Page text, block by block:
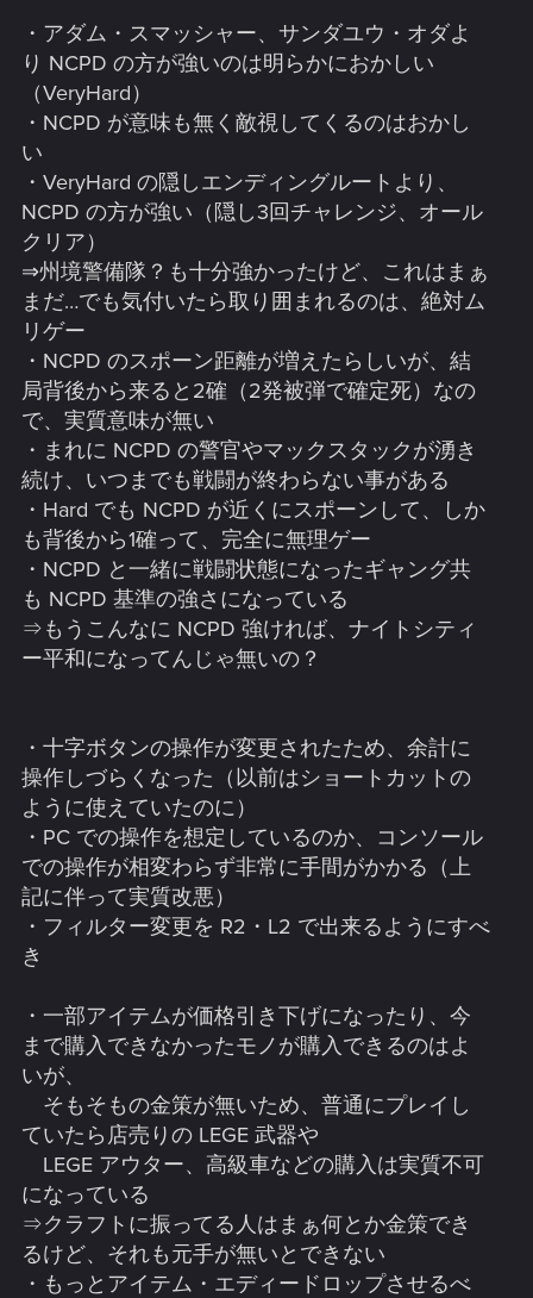
・アダム・スマッシャー、サンダユウ・オダよ
り NCPD の方が強いのは明らかにおかしい
（VeryHard）
・NCPD が意味も無く敵視してくるのはおかし
い
・VeryHard の隠しエンディングルートより、
NCPD の方が強い（隠し3回チャレンジ、オール
クリア）
⇒州境警備隊？も十分強かったけど、これはまぁ
まだ…でも気付いたら取り囲まれるのは、絶対ム
リゲー
・NCPD のスポーン距離が増えたらしいが、結
局背後から来ると2確（2発被弾で確定死）なの
で、実質意味が無い
・まれに NCPD の警官やマックスタックが湧き
続け、いつまでも戦闘が終わらない事がある
・Hard でも NCPD が近くにスポーンして、しか
も背後から1確って、完全に無理ゲー
・NCPD と一緒に戦闘状態になったギャング共
も NCPD 基準の強さになっている
⇒もうこんなに NCPD 強ければ、ナイトシティ
ー平和になってんじゃ無いの？
・十字ボタンの操作が変更されたため、余計に
操作しづらくなった（以前はショートカットの
ように使えていたのに）
・PC での操作を想定しているのか、コンソール
での操作が相変わらず非常に手間がかかる（上
記に伴って実質改悪）
・フィルター変更を R2・L2 で出来るようにすべ
き
・一部アイテムが価格引き下げになったり、今
まで購入できなかったモノが購入できるのはよ
いが、
そもそもの金策が無いため、普通にプレイし
ていたら店売りの LEGE 武器や
LEGE アウター、高級車などの購入は実質不可
になっている
⇒クラフトに振ってる人はまぁ何とか金策でき
るけど、それも元手が無いとできない
・もっとアイテム・エディードロップさせるべ